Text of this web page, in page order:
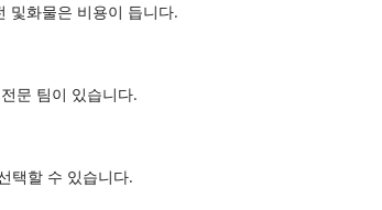
및화물은 비용이 듭니다.
문 팀이 있습니다.
택할 수 있습니다.